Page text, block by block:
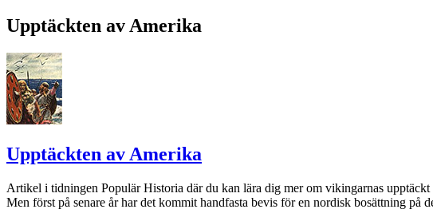
Upptäckten av Amerika
Upptäckten av Amerika
Artikel i tidningen Populär Historia där du kan lära dig mer om vikingarnas
Men först på senare år har det kommit handfasta bevis för en nordisk bosättning på